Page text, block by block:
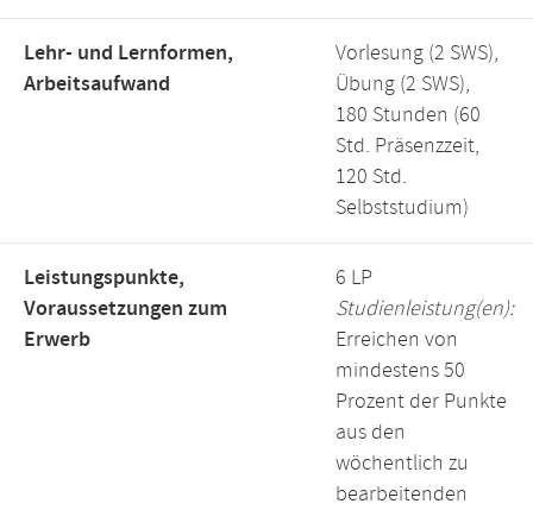
Lehr- und Lernformen,
Arbeitsaufwand
Vorlesung (2 SWS),
Übung (2 SWS),
180 Stunden (60
Std. Präsenzzeit,
120 Std.
Selbststudium)
Leistungspunkte,
Voraussetzungen zum
Erwerb
6 LP
Studienleistung(en):
Erreichen von
mindestens 50
Prozent der Punkte
aus den
wöchentlich zu
bearbeitenden